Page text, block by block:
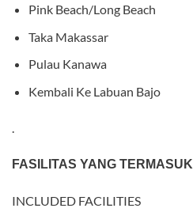
Pink Beach/Long Beach
Taka Makassar
Pulau Kanawa
Kembali Ke Labuan Bajo
FASILITAS YANG TERMASUK
INCLUDED FACILITIES